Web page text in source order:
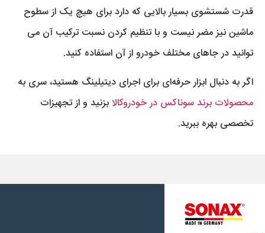
قدرت شستشوی بسیار بالایی که دارد برای هیچ یک از سطوح
ماشین نیز مضر نیست و با تنظیم کردن نسبت ترکیب آن می
توانید در جاهای مختلف خودرو از آن استفاده کنید.
اگر به دنبال ابزار حرفه‌ای برای اجرای دیتیلینگ هستید، سری به
محصولات برند سوناکس در خودروکالابزنید و از تجهیزات
تخصصی بهره ببرید.